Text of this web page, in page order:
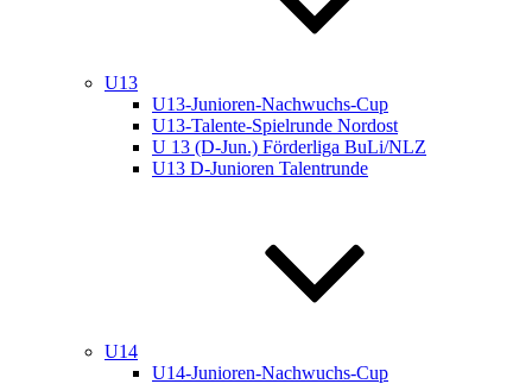
U13
U13-Junioren-Nachwuchs-Cup
U13-Talente-Spielrunde Nordost
U 13 (D-Jun.) Förderliga BuLi/NLZ
U13 D-Junioren Talentrunde
U14
U14-Junioren-Nachwuchs-Cup